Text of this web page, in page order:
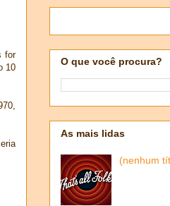
for
10
O que você procura?
As mais lidas
(nenhum